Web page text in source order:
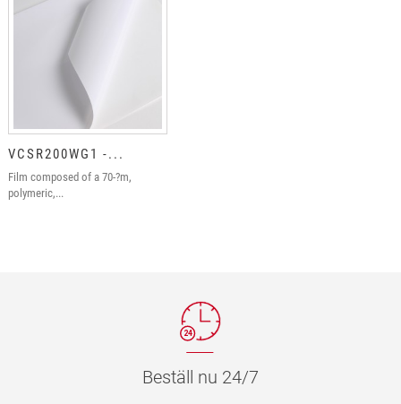
VCSR200WG1 -...
Film composed of a 70-?m,
polymeric,...
Beställ nu 24/7